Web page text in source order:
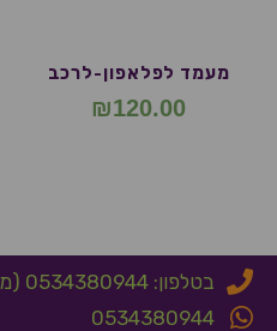
מעמד לפלאפון-לרכב
₪120.00
בטלפון: 0534380944 (מענה בשעות הבוקר בלבד)
0534380944